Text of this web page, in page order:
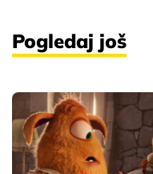
Pogledaj još